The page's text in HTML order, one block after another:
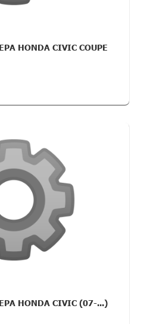
HONDA CIVIC COUPE
HONDA CIVIC (07-...)